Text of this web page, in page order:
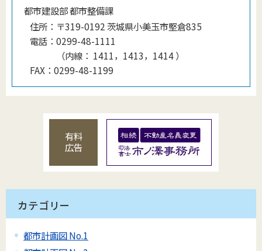
都市建設部 都市整備課
住所： 〒319-0192 茨城県小美玉市堅倉835
電話： 0299-48-1111
（内線 ： 1411，1413，1414）
FAX： 0299-48-1199
有料
広告
カテゴリー
都市計画図 No.1